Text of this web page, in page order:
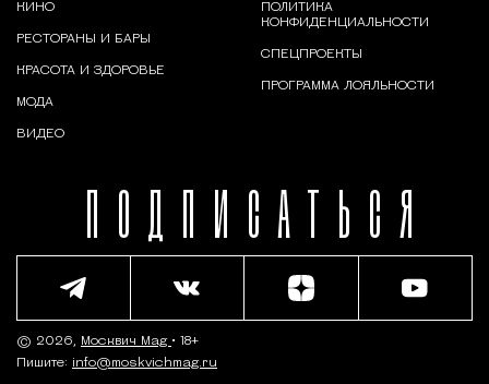
ПОДПИСАТЬСЯ
КИНО
РЕСТОРАНЫ И БАРЫ
КРАСОТА И ЗДОРОВЬЕ
МОДА
ВИДЕО
ПОЛИТИКА
КОНФИДЕНЦИАЛЬНОСТИ
СПЕЦПРОЕКТЫ
ПРОГРАММА ЛОЯЛЬНОСТИ
© 2026, Москвич Mag • 18+
Пишите: info@moskvichmag.ru